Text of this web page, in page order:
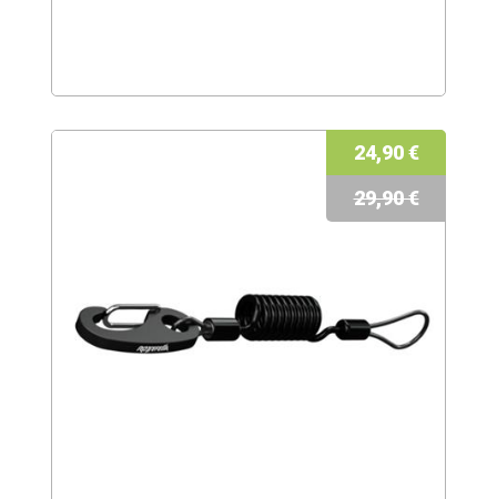
24,90 €
29,90 €